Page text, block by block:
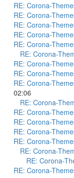
RE: Corona-
RE: Corona-
RE: Corona-
RE: Corona-
RE: Corona-
RE: Corona-
RE: Corona-
RE: Corona-
RE: Corona-
02:06
RE: Corona-
RE: Corona-
RE: Corona-
RE: Corona-
RE: Corona-
RE: Corona-
RE: Corona-
RE: Corona-